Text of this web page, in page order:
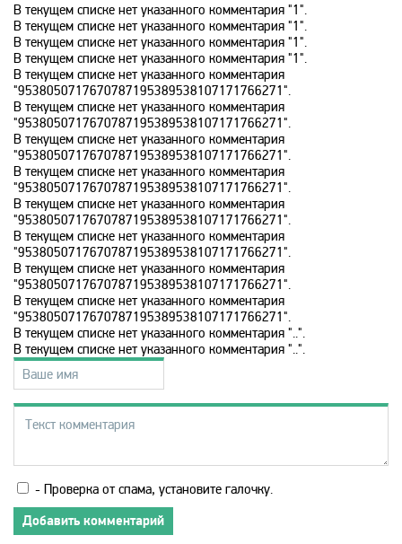
Nickelodeon
Paramount Channel
RU TV
Setanta Sports Plus
Sony Sci-Fi
Sport UZ
Tiji
Travel and Adventure
Travel Channel
В текущем списке нет указанного комментария "1".
В текущем списке нет указанного комментария "1".
В текущем списке нет указанного комментария "1".
В текущем списке нет указанного комментария "1".
В текущем списке нет указанного комментария
"9538050717670787195389538107171766271".
В текущем списке нет указанного комментария
"9538050717670787195389538107171766271".
В текущем списке нет указанного комментария
"9538050717670787195389538107171766271".
В текущем списке нет указанного комментария
"9538050717670787195389538107171766271".
В текущем списке нет указанного комментария
"9538050717670787195389538107171766271".
В текущем списке нет указанного комментария
"9538050717670787195389538107171766271".
В текущем списке нет указанного комментария
"9538050717670787195389538107171766271".
В текущем списке нет указанного комментария
"9538050717670787195389538107171766271".
В текущем списке нет указанного комментария "..".
В текущем списке нет указанного комментария "..".
- Проверка от спама, установите галочку.
Добавить комментарий